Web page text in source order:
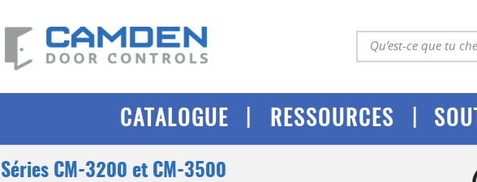
CATALOGUE RESSOURCES
Séries CM-3200 et CM-3500